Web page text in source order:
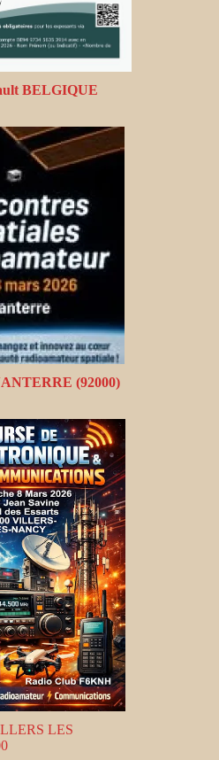
BELGIQUE
(92000)
LES